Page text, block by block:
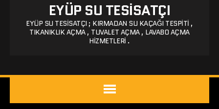
EYÜP SU TESISATÇI
EYÜP SU TESISATÇI ; KIRMADAN SU KAÇAĞI TESPITI ,
TIKANIKLIK AÇMA , TUVALET AÇMA , LAVABO AÇMA
HIZMETLERI .